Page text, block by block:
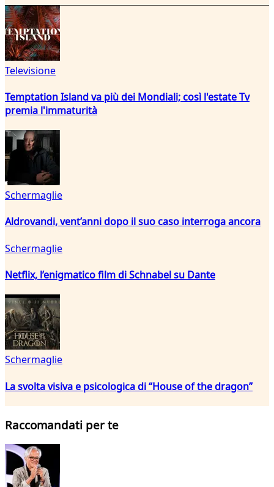
Televisione
Temptation Island va più dei Mondiali; così l'estate Tv
premia l'immaturità
Schermaglie
Aldrovandi, vent’anni dopo il suo caso interroga ancora
Schermaglie
Netflix, l’enigmatico film di Schnabel su Dante
Schermaglie
La svolta visiva e psicologica di “House of the dragon”
Raccomandati per te